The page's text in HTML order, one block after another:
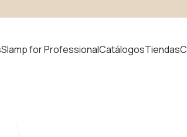
Slamp for ProfessionalCatálogosTiendas